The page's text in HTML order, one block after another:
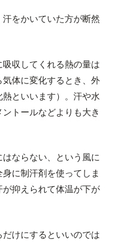
をかいていた方が断然
収してくれる熱の量は
体に変化するとき、外
といいます）。汗や水
トールなどよりも大き
ならない、という風に
に制汗剤を使ってしま
抑えられて体温が下が
けにするといいのでは